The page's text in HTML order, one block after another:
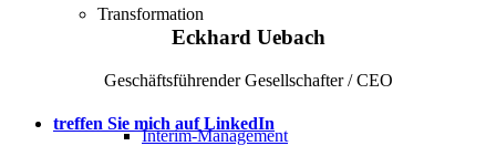
Transformation
Interim-Management
Eckhard Uebach
Geschäftsführender Gesellschafter / CEO
treffen Sie mich auf LinkedIn